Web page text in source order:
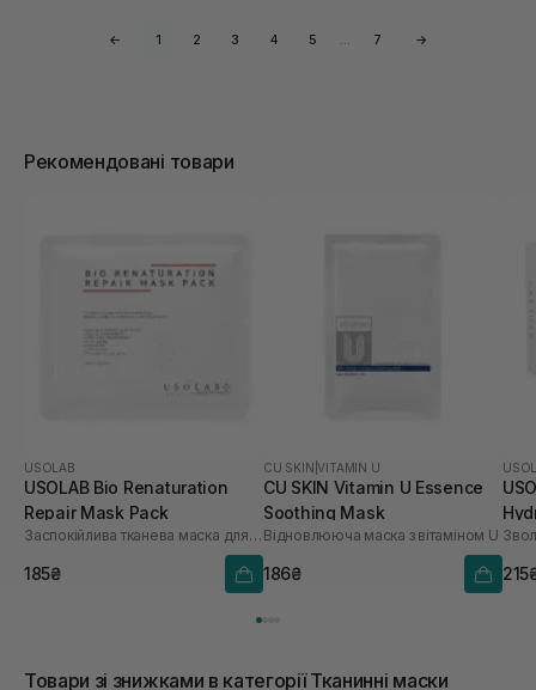
← 1 2 3 4 5 … 7 →
Рекомендовані товари
USOLAB
USOLAB Bio Renaturation
Repair Mask Pack
Заспокійлива тканева маска для обличчя
185₴
CU SKIN |VITAMIN U
CU SKIN Vitamin U Essence
Soothing Mask
Відновлююча маска з вітаміном U
186₴
шт
Товари зі знижками в категорії Тканинні маски